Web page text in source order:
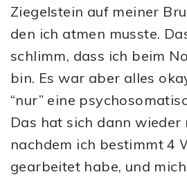
Ziegelstein auf meiner
den ich atmen musste.
schlimm, dass ich beim
bin. Es war aber alles
“nur” eine
Das hat sich dann wieder
nachdem ich bestimmt 4
gearbeitet habe, und